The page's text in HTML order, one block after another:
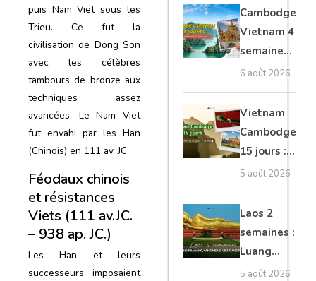
puis Nam Viet sous les
Trieu. Ce fut la
civilisation de Dong Son
avec les célèbres
tambours de bronze aux
techniques assez
avancées. Le Nam Viet
fut envahi par les Han
(Chinois) en 111 av. JC.
Féodaux chinois
et résistances
Viets (111 av.JC.
– 938 ap. JC.)
Les Han et leurs
successeurs imposaient
loop en
moto, Ninh
Binh, Lan
Cambodge
Vietnam 4
semaines :
Angkor,
Tonkin
secret &
Mékong
6 août 2026
Vietnam
Cambodge
15 jours :
Hanoi,
Mékong,
Angkor,
Tonlé Sap
5 août 2026
Laos 2
semaines :
Luang
Prabang,
5 août 2026